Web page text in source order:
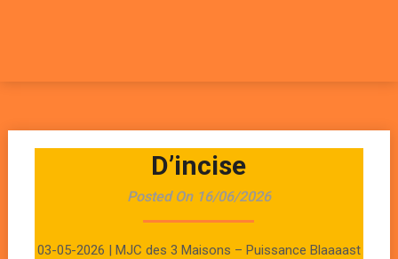
D’incise
Posted On 16/06/2026
03-05-2026 | MJC des 3 Maisons – Puissance Blaaaast